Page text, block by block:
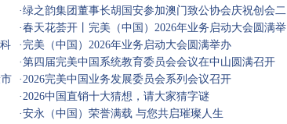
·绿之韵集团董事长胡国安参加澳门致公协会庆祝创会二
十周年晚
·春天花荟开丨完美（中国）2026年业务启动大会圆满举
办
· 完美（中国）2026年业务启动大会圆满举办
·第四届完美中国系统教育委员会会议在中山圆满召开
·2026完美中国业务发展委员会系列会议召开
·2026中国直销十大猜想，请大家猜字谜
·安永（中国）荣誉满载 与您共启璀璨人生